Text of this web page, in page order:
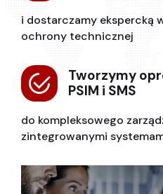
i dostarczamy ekspercką
ochrony technicznej
Tworzymy
PSIM i SMS
do kompleksowego
zintegrowanymi